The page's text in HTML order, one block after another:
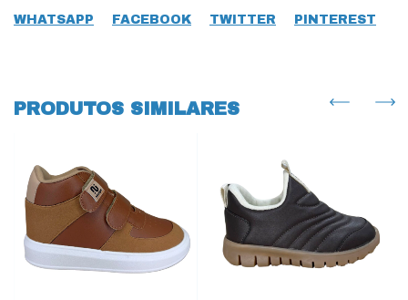
WHATSAPP FACEBOOK TWITTER PINTEREST
PRODUTOS SIMILARES